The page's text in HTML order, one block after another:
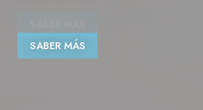
SABER MÁS